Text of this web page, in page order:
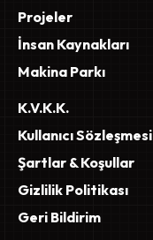
Projeler
İnsan Kaynakları
Makina Parkı
K.V.K.K.
Kullanıcı Sözleşmesi
Şartlar & Koşullar
Gizlilik Politikası
Geri Bildirim